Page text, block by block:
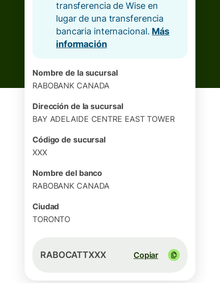
transferencia de Wise en
lugar de una transferencia
bancaria internacional. Más
información
Nombre de la sucursal
RABOBANK CANADA
Dirección de la sucursal
BAY ADELAIDE CENTRE EAST TOWER
Código de sucursal
XXX
Nombre del banco
RABOBANK CANADA
Ciudad
TORONTO
RABOCATTXXX Copiar